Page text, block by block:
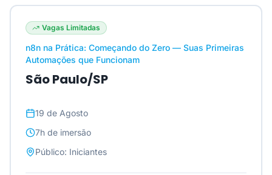
Vagas Limitadas
n8n na Prática: Começando do Zero — Suas Primeiras
Automações que Funcionam
São Paulo/SP
19 de Agosto
7h de imersão
Público: Iniciantes